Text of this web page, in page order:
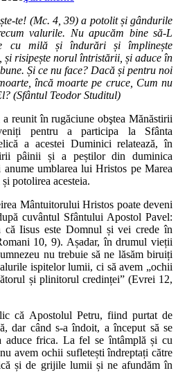
te! (Mc. 4, 39) a potolit și gândurile
valurile. Nu apucăm bine să-L
cu milă și îndurări și împlinește
și risipește norul întristării, și aduce în
Și ce nu face? Dacă și pentru noi
încă moarte pe cruce, Cum nu
(Sfântul Teodor Studitul)
reunit în rugăciune obştea Mănăstirii
pentru a participa la Sfânta
a acestei Duminici relatează, în
pâinii și a peștilor din duminica
umblarea lui Hristos pe Marea
potolirea acesteia.
Mântuitorului Hristos poate deveni
cuvântul Sfântului Apostol Pavel:
că Iisus este Domnul și vei crede în
10, 9). Așadar, în drumul vieții
nu trebuie să ne lăsăm biruiți
ispitelor lumii, ci să avem „ochii
și plinitorul credin­ței” (Evrei 12,
că Apostolul Petru, fiind purtat de
dar când s-a îndoit, a început să se
aduce frica. La fel se întâmplă și cu
avem ochii sufletești îndreptați către
și de grijile lumii și ne afundăm în